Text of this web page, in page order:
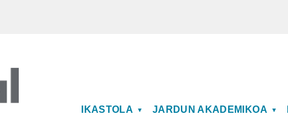
MAIN NAVIGATION
IKASTOLA JARDUN AKADEMIKOA